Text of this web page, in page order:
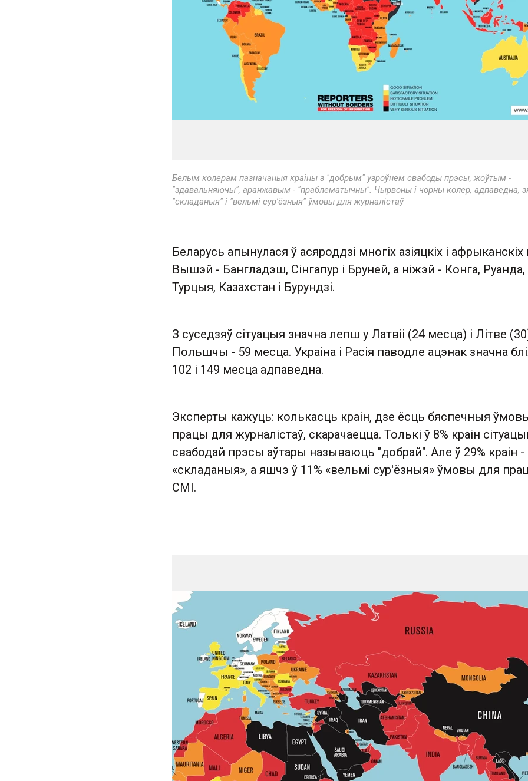
Белым колерам пазначаныя краіны з "добрым" узроўнем свабоды прэсы, жоўтым -
"здавальняючы", аранжавым - "праблематычны". Чырвоны і чорны колер, адпаведна,
"складаныя" і "вельмі сур'ёзныя" ўмовы для журналістаў
Беларусь апынулася ў асяроддзі многіх азіяцкіх і афрыканскіх
Вышэй - Бангладэш, Сінгапур і Бруней, а ніжэй - Конга, Руанда,
Турцыя, Казахстан і Бурундзі.
З суседзяў сітуацыя значна лепш у Латвіі (24 месца) і Літве
Польшчы - 59 месца. Украіна і Расія паводле ацэнак значна
102 і 149 месца адпаведна.
Эксперты кажуць: колькасць краін, дзе ёсць бяспечныя
працы для журналістаў, скарачаецца. Толькі ў 8% краін
свабодай прэсы аўтары называюць "добрай". Але ў 29% краін -
«складаныя», а яшчэ ў 11% «вельмі сур'ёзныя» ўмовы для
СМІ.